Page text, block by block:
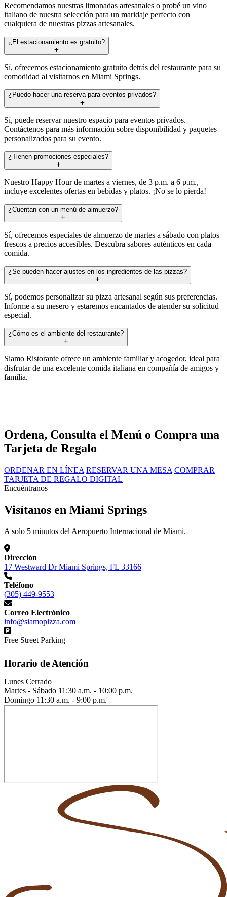
Recomendamos nuestras limonadas artesanales o probé un vino
italiano de nuestra selección para un maridaje perfecto con
cualquiera de nuestras pizzas artesanales.
¿El estacionamiento es gratuito?
Sí, ofrecemos estacionamiento gratuito detrás del restaurante para su
comodidad al visitarnos en Miami Springs.
¿Puedo hacer una reserva para eventos privados?
Sí, puede reservar nuestro espacio para eventos privados.
Contáctenos para más información sobre disponibilidad y paquetes
personalizados para su evento.
¿Tienen promociones especiales?
Nuestro Happy Hour de martes a viernes, de 3 p.m. a 6 p.m.,
incluye excelentes ofertas en bebidas y platos. ¡No se lo pierda!
¿Cuentan con un menú de almuerzo?
Sí, ofrecemos especiales de almuerzo de martes a sábado con platos
frescos a precios accesibles. Descubra sabores auténticos en cada
comida.
¿Se pueden hacer ajustes en los ingredientes de las pizzas?
Sí, podemos personalizar su pizza artesanal según sus preferencias.
Informe a su mesero y estaremos encantados de atender su solicitud
especial.
¿Cómo es el ambiente del restaurante?
Siamo Ristorante ofrece un ambiente familiar y acogedor, ideal para
disfrutar de una excelente comida italiana en compañía de amigos y
familia.
Ordena, Consulta el Menú o Compra una
Tarjeta de Regalo
ORDENAR EN LÍNEA RESERVAR UNA MESA COMPRAR
TARJETA DE REGALO DIGITAL
Encuéntranos
Visítanos en Miami Springs
A solo 5 minutos del Aeropuerto Internacional de Miami.
Dirección
17 Westward Dr Miami Springs, FL 33166
Teléfono
(305) 449-9553
Correo Electrónico
info@siamopizza.com
Free Street Parking
Horario de Atención
Lunes Cerrado
Martes - Sábado 11:30 a.m. - 10:00 p.m.
Domingo 11:30 a.m. - 9:00 p.m.